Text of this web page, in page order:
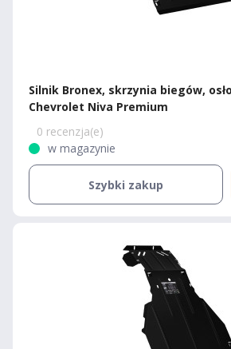
Silnik Bronex, skrzynia biegów,
Chevrolet Niva Premium
0 recenzja(e)
w magazynie
Szybki zakup